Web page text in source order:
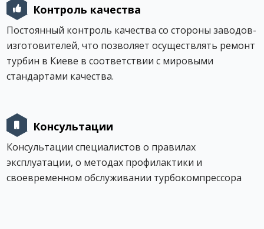
Контроль качества
Постоянный контроль качества со стороны заводов-
изготовителей, что позволяет осуществлять ремонт
турбин в Киеве в соответствии с мировыми
стандартами качества.
Консультации
Консультации специалистов о правилах
эксплуатации, о методах профилактики и
своевременном обслуживании турбокомпрессора